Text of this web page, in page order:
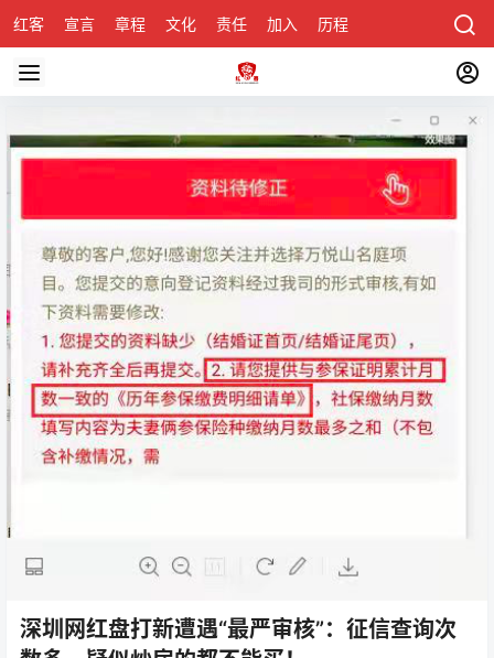
红客 宣言 章程 文化 责任 加入 历程 关于
深圳网红盘打新遭遇“最严审核”：征信查询次